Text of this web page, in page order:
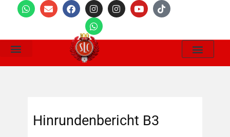
Hinrundenbericht B3